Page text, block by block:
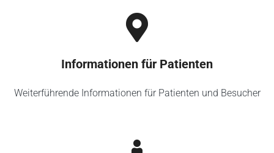
Informationen für Patienten
Weiterführende Informationen für Patienten und Besucher